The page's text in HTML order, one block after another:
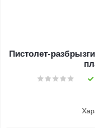
Пистолет-